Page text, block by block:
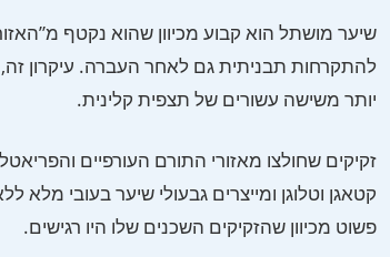
יותר משישה עשורים של תצפית קלינית.
זקיקים שחולצו מאזורי התורם העורפיים
פשוט מכיוון שהזקיקים השכנים שלו היו רגישים.